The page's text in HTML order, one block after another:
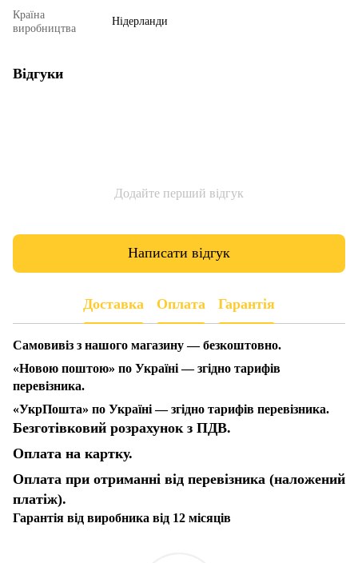
Країна
виробництва
Нідерланди
Відгуки
Додайте перший відгук
Написати відгук
Доставка Оплата Гарантія
Самовивіз з нашого магазину — безкоштовно.
«Новою поштою» по Україні — згідно тарифів
перевізника.
«УкрПошта» по Україні — згідно тарифів перевізника.
Безготівковий розрахунок з ПДВ.
Оплата на картку.
Оплата при отриманні від перевізника (наложений
платіж).
Гарантія від виробника від 12 місяців